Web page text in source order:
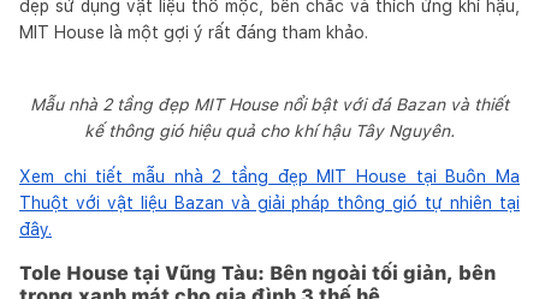
đẹp sử dụng vật liệu thô mộc, bền chắc và thích ứng khí hậu,
MIT House là một gợi ý rất đáng tham khảo.
Mẫu nhà 2 tầng đẹp MIT House nổi bật với đá Bazan và thiết
kế thông gió hiệu quả cho khí hậu Tây Nguyên.
Xem chi tiết mẫu nhà 2 tầng đẹp MIT House tại Buôn Ma
Thuột với vật liệu Bazan và giải pháp thông gió tự nhiên tại
đây.
Tole House tại Vũng Tàu: Bên ngoài tối giản, bên